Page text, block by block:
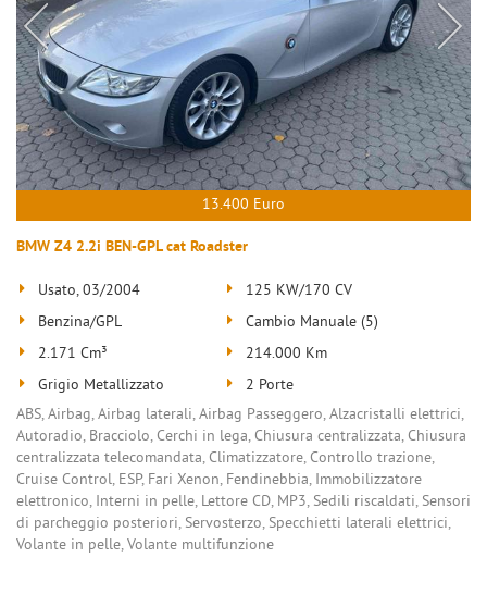
13.400 Euro
BMW Z4 2.2i BEN-GPL cat Roadster
Usato, 03/2004
125 KW/170 CV
Benzina/GPL
Cambio Manuale (5)
2.171 Cm³
214.000 Km
Grigio Metallizzato
2 Porte
ABS, Airbag, Airbag laterali, Airbag Passeggero, Alzacristalli elettrici,
Autoradio, Bracciolo, Cerchi in lega, Chiusura centralizzata, Chiusura
centralizzata telecomandata, Climatizzatore, Controllo trazione,
Cruise Control, ESP, Fari Xenon, Fendinebbia, Immobilizzatore
elettronico, Interni in pelle, Lettore CD, MP3, Sedili riscaldati, Sensori
di parcheggio posteriori, Servosterzo, Specchietti laterali elettrici,
Volante in pelle, Volante multifunzione